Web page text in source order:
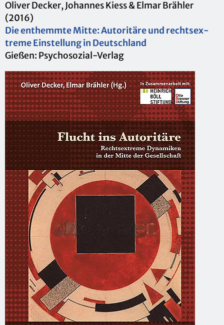
Oli­ver De­cker, Jo­han­nes Kiess & Elmar Bräh­ler
(2016)
Die ent­hemm­te Mitte: Au­to­ri­tä­re und rechts­ex­
tre­me Ein­stel­lung in Deutsch­land
Gie­ßen: Psy­cho­so­zi­al-Ver­lag